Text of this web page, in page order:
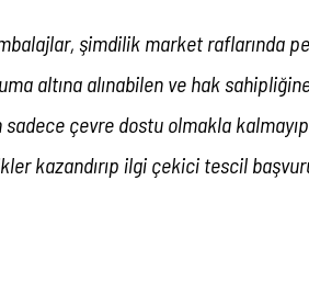
şimdilik market raflarında
altına alınabilen ve hak
sadece çevre dostu olmakla
kazandırıp ilgi çekici tescil